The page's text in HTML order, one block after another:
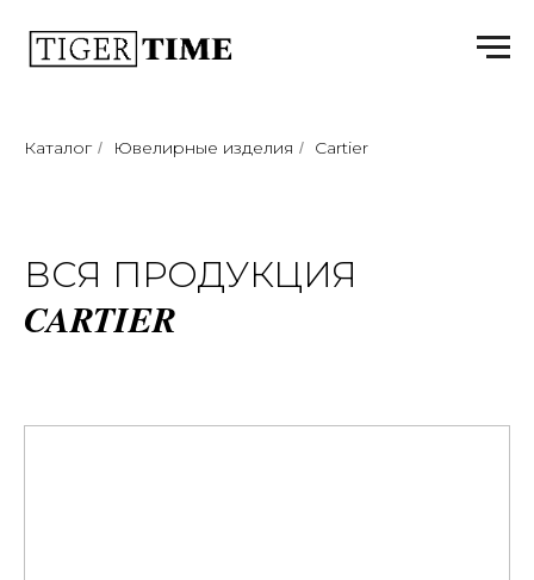
Каталог / Ювелирные изделия / Cartier
ВСЯ ПРОДУКЦИЯ
CARTIER